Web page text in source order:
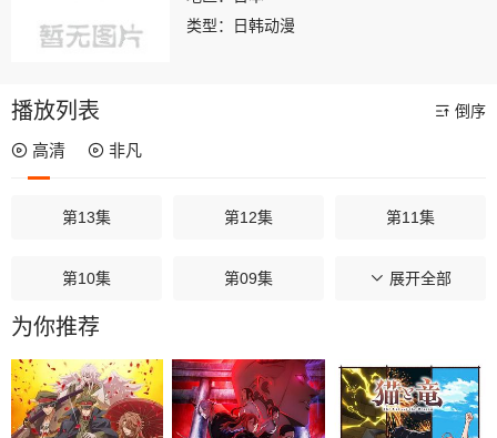
类型：
日韩动漫
播放列表 倒序
高清 非凡
第13集 第12集 第11集
第10集 第09集 第08集
第07集
第04集 第03集 第02集
展开全部
为你推荐